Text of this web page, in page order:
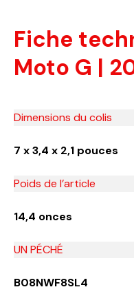
Fiche
Moto G |
Dimensions du colis
7 x 3,4 x 2,1 pouces
Poids de l’article
14,4 onces
UN PÉCHÉ
B08NWF8SL4